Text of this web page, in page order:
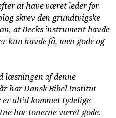
at have været leder for
skrev den grundtvigske
at Becks instrument havde
kun havde få, men gode og
læsningen af denne
har Dansk Bibel Institut
altid kommet tydelige
har tonerne været gode.